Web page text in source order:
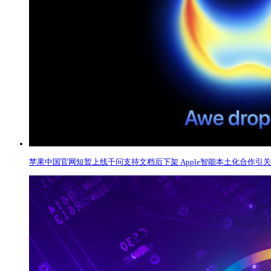
苹果中国官网短暂上线千问支持文档后下架 Apple智能本土化合作引